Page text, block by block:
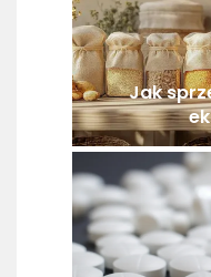
Jak